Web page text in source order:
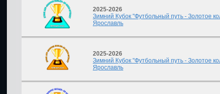
2025-2026
Зимний Кубок "Футбольный путь - Золотое
Ярославль
2025-2026
Зимний Кубок "Футбольный путь - Золотое
Ярославль